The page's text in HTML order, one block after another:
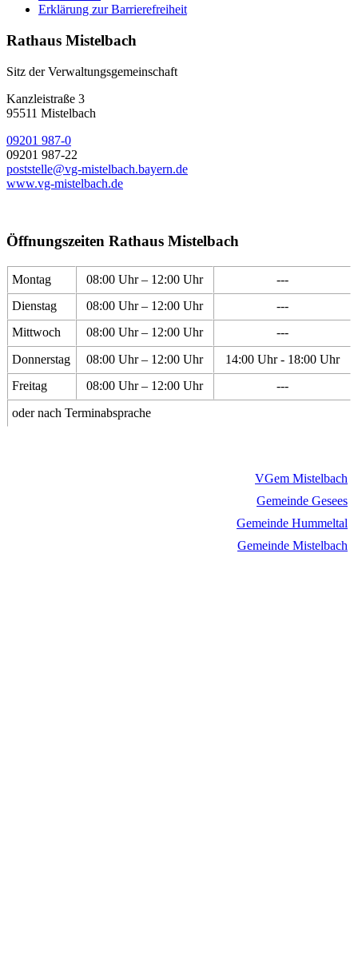
Erklärung zur Barrierefreiheit
Rathaus Mistelbach
Sitz der Verwaltungsgemeinschaft
Kanzleistraße 3
95511 Mistelbach
09201 987-0
09201 987-22
poststelle@vg-mistelbach.bayern.de
www.vg-mistelbach.de
Öffnungszeiten Rathaus Mistelbach
Montag 08:00 Uhr – 12:00 Uhr
---
Dienstag
08:00 Uhr – 12:00 Uhr
---
Mittwoch
08:00 Uhr – 12:00 Uhr
---
Donnerstag
08:00 Uhr – 12:00 Uhr
14:00 Uhr - 18:00 Uhr
Freitag
08:00 Uhr – 12:00 Uhr
---
oder nach Terminabsprache
VGem Mistelbach
Gemeinde Gesees
Gemeinde Hummeltal
Gemeinde Mistelbach